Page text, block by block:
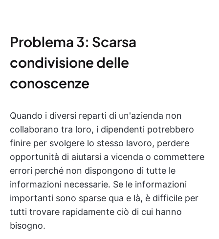
Problema 3: Scarsa
condivisione delle
conoscenze
Quando i diversi reparti di un'azienda non
collaborano tra loro, i dipendenti potrebbero
finire per svolgere lo stesso lavoro, perdere
opportunità di aiutarsi a vicenda o commettere
errori perché non dispongono di tutte le
informazioni necessarie. Se le informazioni
importanti sono sparse qua e là, è difficile per
tutti trovare rapidamente ciò di cui hanno
bisogno.